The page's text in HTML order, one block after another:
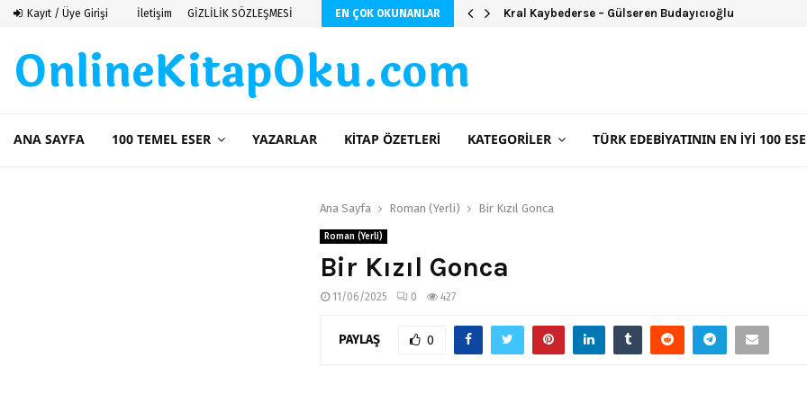
Kayıt / Üye Girişi İletişim GİZLİLİK SÖZLEŞMESİ EN ÇOK OKUNANLAR
Budayıcıoğlu Camdaki Kız Kitap Özeti
OnlineKitapOku.com
ANA SAYFA 100 TEMEL ESER YAZARLAR KITAP ÖZETLERI KATEGORILER TÜRK EDEBIYATININ EN İYI 100
Ana Sayfa Roman (Yerli) Bir Kızıl Gonca
Roman (Yerli)
Bir Kızıl Gonca
11/06/2025 0 427
PAYLAŞ 0